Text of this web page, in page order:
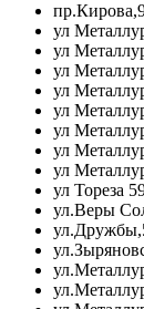
ул
ул
ул
ул
ул
ул
ул
ул
ул Тореза
ул.Веры